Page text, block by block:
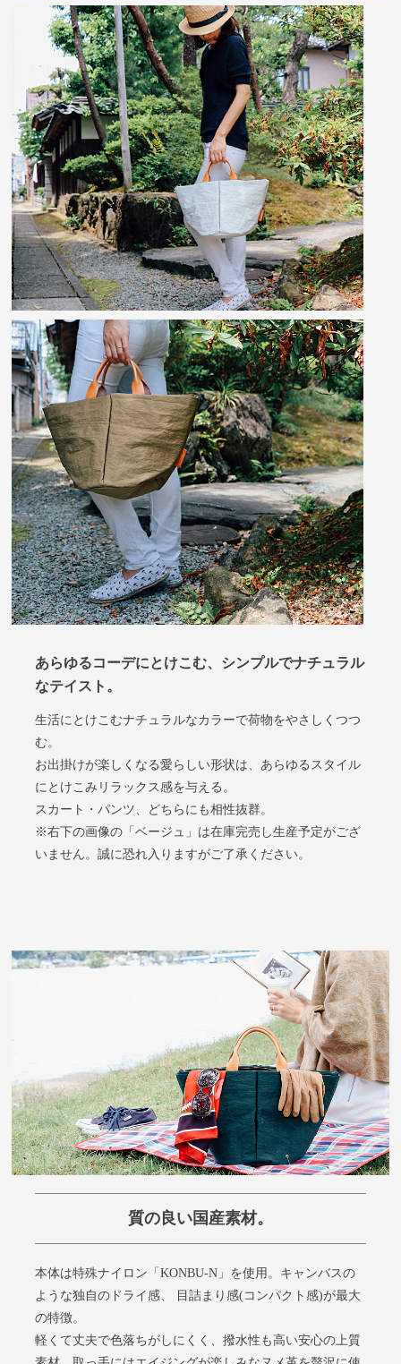
あらゆるコーデにとけこむ、シンプルでナチュラル
なテイスト 。
生活にとけこむナチュラルなカラーで荷物をやさしくつつ
む。
お出掛けが楽しくなる愛らしい形状は、あらゆるスタイル
にとけこみリラックス感を与える。
スカート・パンツ、どちらにも相性抜群。
※右下の画像の「ベージュ」は在庫完売し生産予定がござ
いません。誠に恐れ入りますがご了承ください。
質の良い国産素材。
本体は特殊ナイロン「KONBU-N」を使用。キャンバスの
ような独自のドライ感、 目詰まり感(コンパクト感)が最大
の特徴。
軽くて丈夫で色落ちがしにくく、撥水性も高い安心の上質